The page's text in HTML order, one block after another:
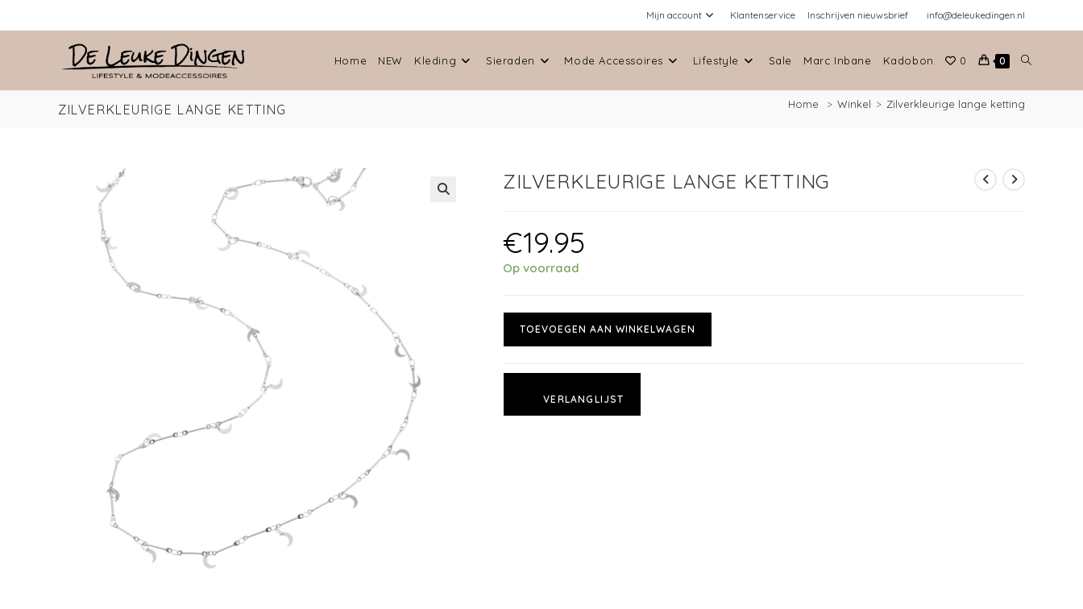
Mijn account Klantenservice Inschrijven nieuwsbrief info@deleukedingen.nl
Home NEW Kleding Sieraden Mode Accessoires Lifestyle Sale Marc Inbane Kadobon 0 0
ZILVERKLEURIGE LANGE KETTING Home > Winkel > Zilverkleurige lange ketting
ZILVERKLEURIGE LANGE KETTING
€19.95
Op voorraad
TOEVOEGEN AAN WINKELWAGEN
VERLANGLIJST